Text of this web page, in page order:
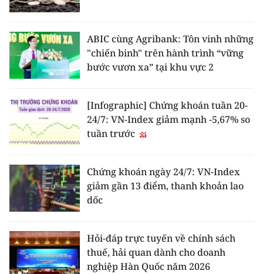
ABIC cùng Agribank: Tôn vinh những
"chiến binh" trên hành trình “vững
bước vươn xa” tại khu vực 2
[Infographic] Chứng khoán tuần 20-
24/7: VN-Index giảm mạnh -5,67% so
tuần trước
Chứng khoán ngày 24/7: VN-Index
giảm gần 13 điểm, thanh khoản lao
dốc
Hỏi-đáp trực tuyến về chính sách
thuế, hải quan dành cho doanh
nghiệp Hàn Quốc năm 2026